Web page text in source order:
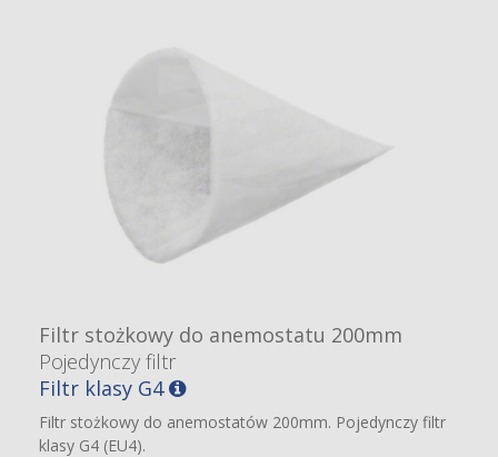
Filtr stożkowy do anemostatu 200mm
Pojedynczy filtr
Filtr klasy G4
Filtr stożkowy do anemostatów 200mm. Pojedynczy filtr
klasy G4 (EU4).